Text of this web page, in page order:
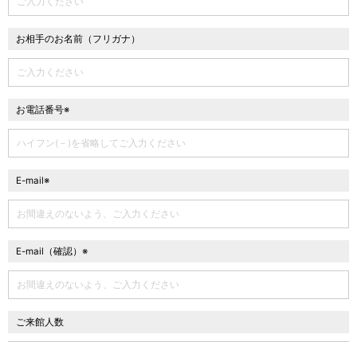
お相手のお名前（フリガナ）
お電話番号※
E-mail※
E-mail（確認）※
ご来館人数